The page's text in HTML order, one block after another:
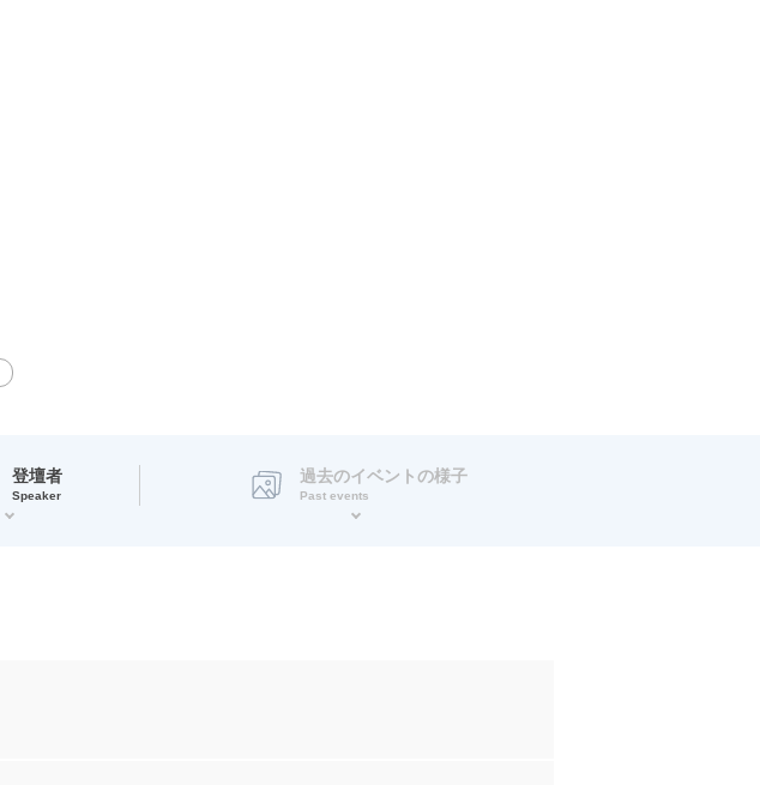
登壇者
Speaker
過去のイベントの様子
Past events